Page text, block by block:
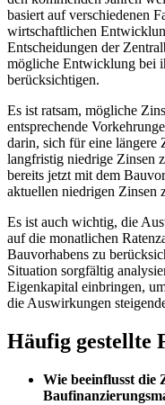
basiert auf verschiedenen
wirtschaftlichen
Entscheidungen der
mögliche Entwicklung bei
berücksichtigen.
Es ist ratsam, mögliche
entsprechende
darin, sich für eine längere
langfristig niedrige Zinsen
bereits jetzt mit dem
aktuellen niedrigen Zinsen
Es ist auch wichtig, die
auf die monatlichen
Bauvorhabens zu
Situation sorgfältig
Eigenkapital einbringen,
die Auswirkungen
Häufig gestellte
Wie beeinflusst die